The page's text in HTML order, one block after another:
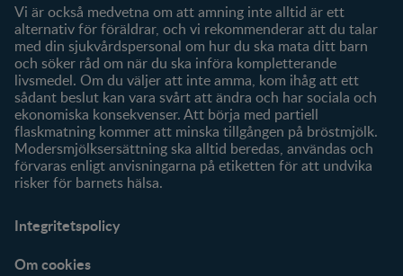
Vi är också medvetna om att amning inte alltid är ett
alternativ för föräldrar, och vi rekommenderar att du talar
med din sjukvårdspersonal om hur du ska mata ditt barn
och söker råd om när du ska införa kompletterande
livsmedel. Om du väljer att inte amma, kom ihåg att ett
sådant beslut kan vara svårt att ändra och har sociala och
ekonomiska konsekvenser. Att börja med partiell
flaskmatning kommer att minska tillgången på bröstmjölk.
Modersmjölksersättning ska alltid beredas, användas och
förvaras enligt anvisningarna på etiketten för att undvika
risker för barnets hälsa.
Integritetspolicy
Om cookies